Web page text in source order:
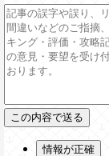
情報が正確